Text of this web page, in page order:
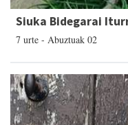
Siuka Bidegarai
7 urte - Abuztuak 02